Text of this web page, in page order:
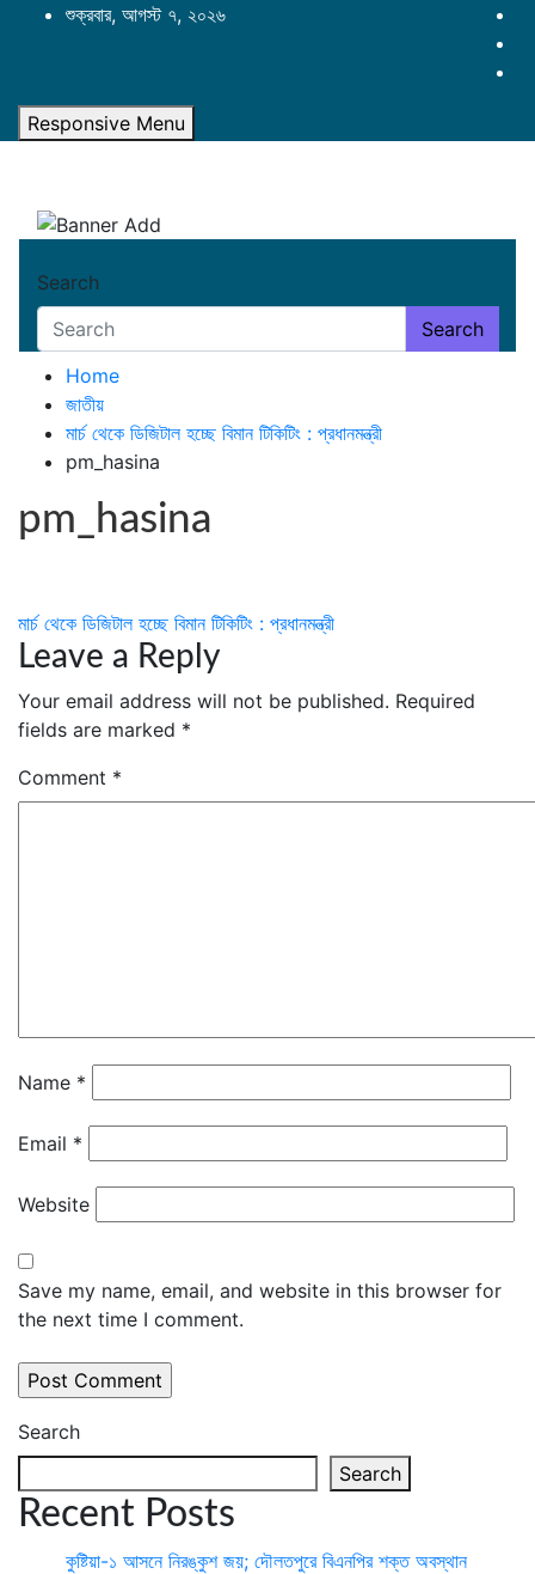
শুক্রবার, আগস্ট ৭, ২০২৬
Responsive Menu
Search
Search
Home
জাতীয়
মার্চ থেকে ডিজিটাল হচ্ছে বিমান টিকিটিং : প্রধানমন্ত্রী
pm_hasina
pm_hasina
Post
navigation
মার্চ থেকে ডিজিটাল হচ্ছে বিমান টিকিটিং : প্রধানমন্ত্রী
Leave a Reply
Your email address will not be published. Required
fields are marked *
Comment *
Name *
Email *
Website
Save my name, email, and website in this browser for
the next time I comment.
Search
Search
Recent Posts
কুষ্টিয়া-১ আসনে নিরঙ্কুশ জয়; দৌলতপুরে বিএনপির শক্ত অবস্থান